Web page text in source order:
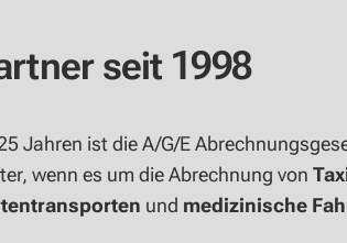
seit 1998
Jahren ist die A/G/E
wenn es um die Abrechnung von
und medizinische